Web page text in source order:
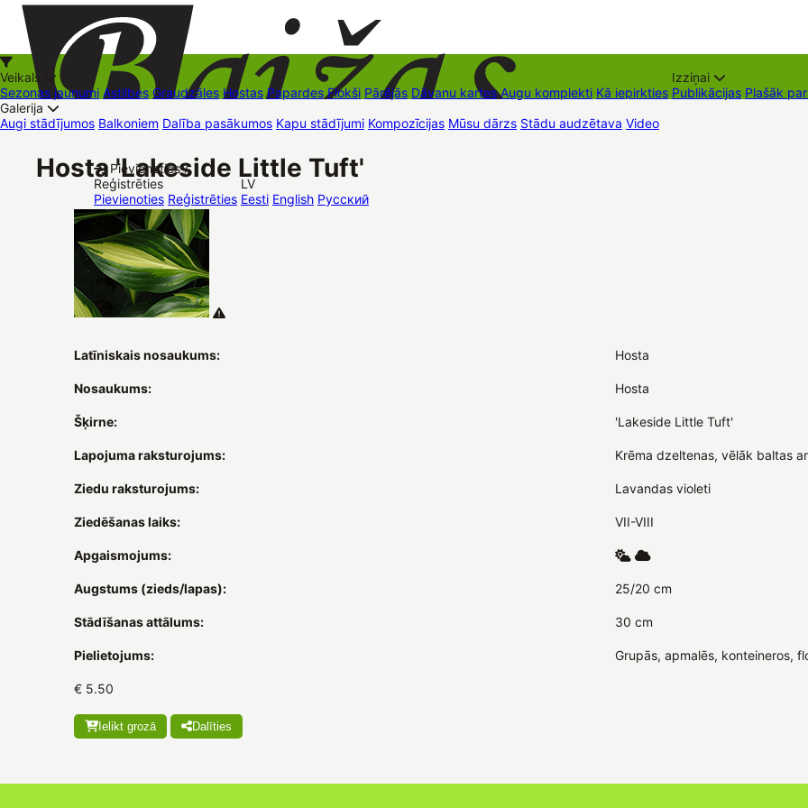
Pievienoties /
Reģistrēties
Pievienoties Reģistrēties
LV
Eesti English Русский
Veikals
Sezonas jaunumi Astilbes Graudzāles Hostas Papardes Flokši Pārējās Dāvanu kartes Augu komplekti Kā iepirkties
Izziņai
Publikācijas Plašāk
Galerija
Augi stādījumos Balkoniem Dalība pasākumos Kapu stādījumi Kompozīcijas Mūsu dārzs Stādu audzētava Video
Hosta 'Lakeside Little Tuft'
Latīniskais nosaukums: Hosta
Nosaukums: Hosta
Šķirne: 'Lakeside Little Tuft'
Lapojuma raksturojums: Krēma dzeltenas, vēlāk baltas
Ziedu raksturojums: Lavandas violeti
Ziedēšanas laiks: VII-VIII
Apgaismojums:
Augstums (zieds/lapas): 25/20 cm
Stādīšanas attālums: 30 cm
Pielietojums: Grupās, apmalēs, konteineros,
€ 5.50
Ielikt grozā Dalīties